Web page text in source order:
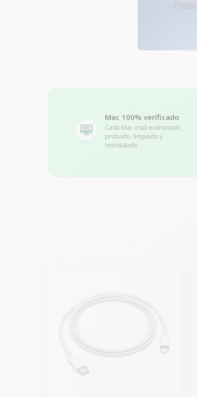
Mac 100% verificado
Cada Mac está examinado,
probado, limpiado y
reinstalado